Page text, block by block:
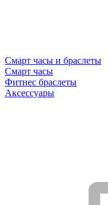
Смарт часы и браслеты
Смарт часы
Фитнес браслеты
Аксессуары